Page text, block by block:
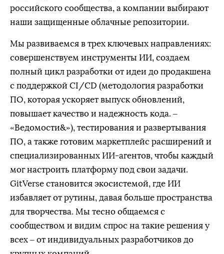
российского сообщества, а компании выбирают
наши защищенные облачные репозитории.
Мы развиваемся в трех ключевых направлениях:
совершенствуем инструменты ИИ, создаем
полный цикл разработки от идеи до продакшена
с поддержкой CI/CD (методология разработки
ПО, которая ускоряет выпуск обновлений,
повышает качество и надежность кода. –
«Ведомости&»), тестирования и развертывания
ПО, а также готовим маркетплейс расширений и
специализированных ИИ-агентов, чтобы каждый
мог настроить платформу под свои задачи.
GitVerse становится экосистемой, где ИИ
избавляет от рутины, давая больше пространства
для творчества. Мы тесно общаемся с
сообществом и видим спрос на такие решения у
всех – от индивидуальных разработчиков до